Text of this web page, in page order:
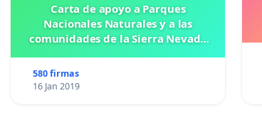
Carta de apoyo a Parques
Nacionales Naturales y a las
comunidades de la Sierra Nevada
580 firmas
16 Jan 2019